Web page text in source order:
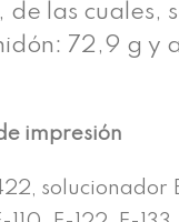
de las
72,9 g y
impresión